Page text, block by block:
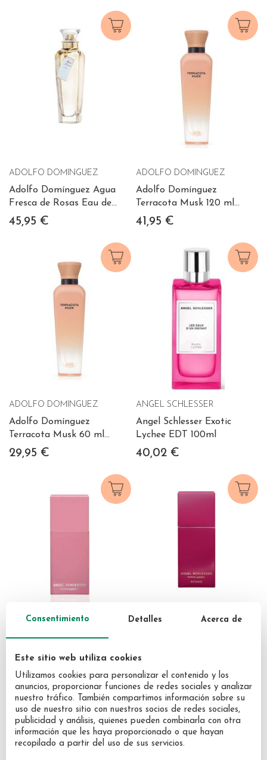
ADOLFO DOMINGUEZ
Adolfo Domínguez Agua
Fresca de Rosas Eau de
Toilette 200 ml
Vaporizador
45,95 €
ADOLFO DOMINGUEZ
Adolfo Domínguez
Terracota Musk 120 ml
Vaporizador
41,95 €
ADOLFO DOMINGUEZ
Adolfo Domínguez
Terracota Musk 60 ml
Vaporizador
29,95 €
ANGEL SCHLESSER
Angel Schlesser Exotic
Lychee EDT 100ml
40,02 €
ANGEL SCHLESSER
Angel Schlesser Femme
ml Vaporizador
31,20 €
de toilette 100 ml
Vaporizador
44,90 €
Consentimiento Detalles Acerca de
Este sitio web utiliza cookies
Utilizamos cookies para personalizar el contenido y los
anuncios, proporcionar funciones de redes sociales y analizar
nuestro tráfico. También compartimos información sobre su
uso de nuestro sitio con nuestros socios de redes sociales,
publicidad y análisis, quienes pueden combinarla con otra
información que les haya proporcionado o que hayan
recopilado a partir del uso de sus servicios.